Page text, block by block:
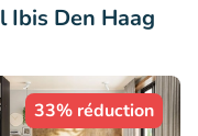
Den Haag
33% réduction